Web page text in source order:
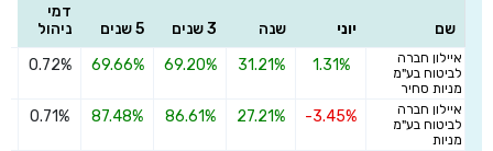
שם יוני שנה 3 שנים 5 שנים
דמי
ניהול
איילון חברה
לביטוח בע"מ
מניות סחיר
1.31%
31.21%
69.20%
69.66%
0.72%
איילון חברה
לביטוח בע"מ
מניות
-3.45%
27.21%
86.61%
87.48%
0.71%